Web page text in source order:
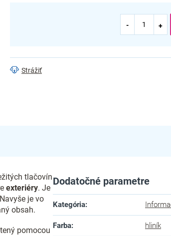
Strážiť
tlačovín
exteriéry. Je
je vo
obsah.
pomocou
Dodatočné parametre
Kategória:
Farba: hliník